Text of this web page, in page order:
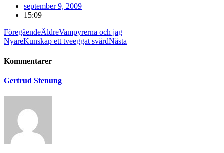
september 9, 2009
15:09
FöregåendeÄldreVampyrerna och jag
NyareKunskap ett tveeggat svärdNästa
Kommentarer
Gertrud Stenung